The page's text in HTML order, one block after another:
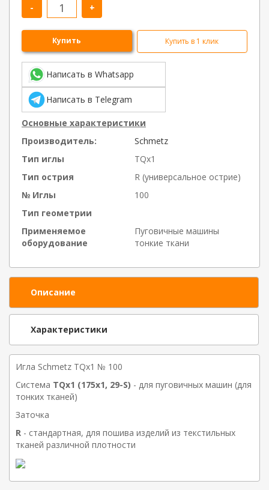
- +
Купить в 1 клик
Купить
Написать в Whatsapp
Написать в Telegram
Основные характеристики
Производитель:
Schmetz
Тип иглы
TQх1
Тип острия
R (универсальное острие)
№ Иглы
100
Тип геометрии
Применяемое
оборудование
Пуговичные машины
тонкие ткани
Описание
Характеристики
Игла Schmetz TQх1 № 100
Система TQx1 (175x1, 29-S) - для пуговичных машин (для
тонких тканей)
Заточка
R - стандартная, для пошива изделий из текстильных
тканей различной плотности